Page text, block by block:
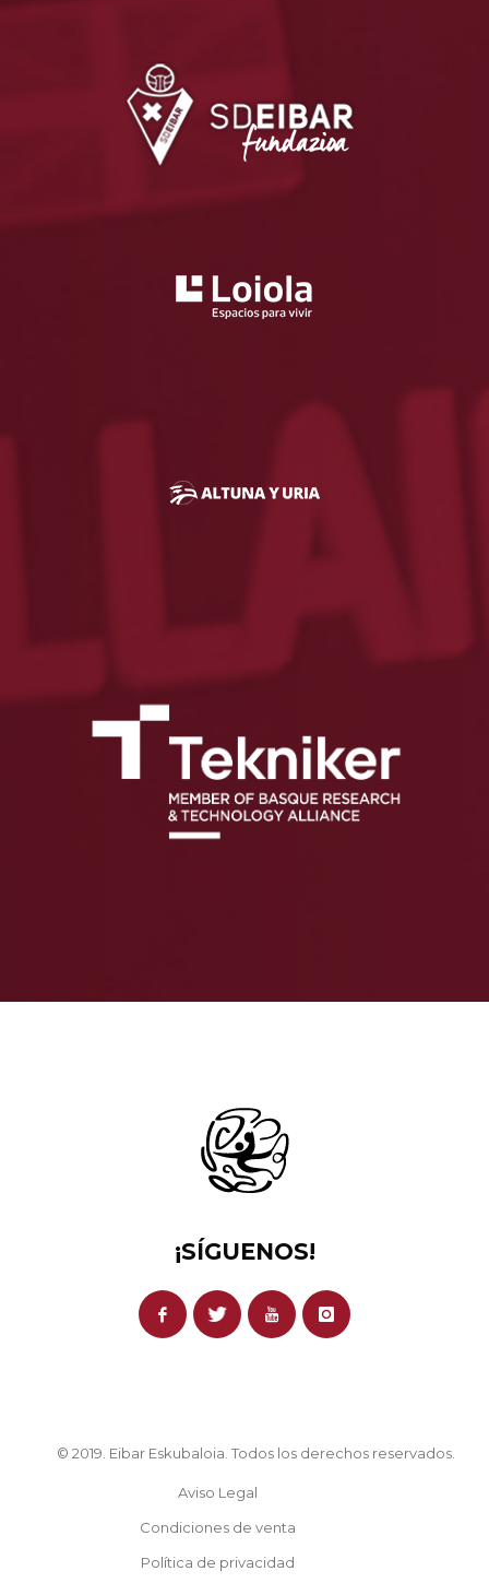
¡SÍGUENOS!
© 2019. Eibar Eskubaloia. Todos los derechos reservados.
Aviso Legal
Condiciones de venta
Política de privacidad